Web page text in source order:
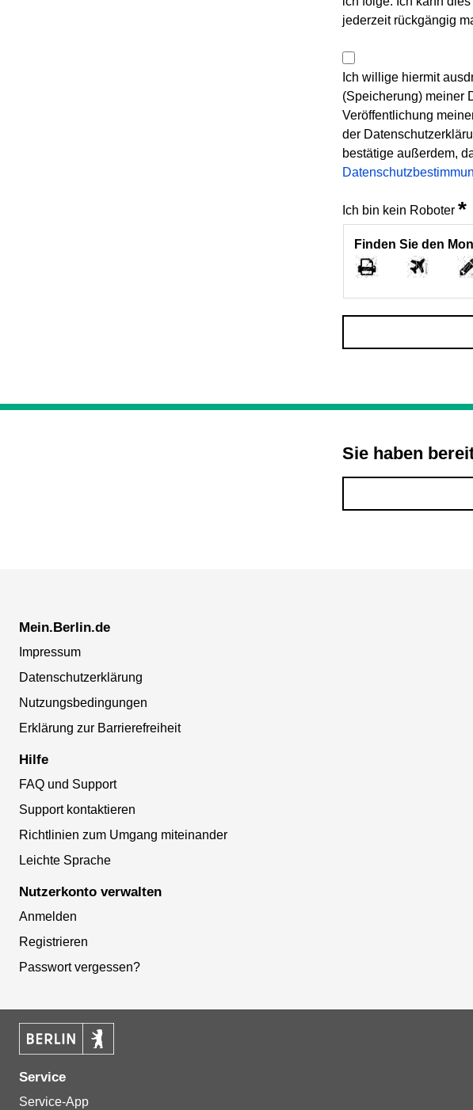
jederzeit rückgängig
Ich willige hiermit
(Speicherung) meiner
Veröffentlichung
der
bestätige außerdem,
Ich bin kein Roboter *
Finden Sie den
Sie haben
Mein.Berlin.de
Impressum
Datenschutzerklärung
Nutzungsbedingungen
Erklärung zur Barrierefreiheit
Hilfe
FAQ und Support
Support kontaktieren
Richtlinien zum Umgang miteinander
Leichte Sprache
Nutzerkonto verwalten
Anmelden
Registrieren
Passwort vergessen?
Service
Service-App